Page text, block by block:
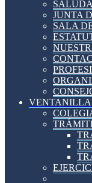
JUNTA
SALA
VENTANILLA